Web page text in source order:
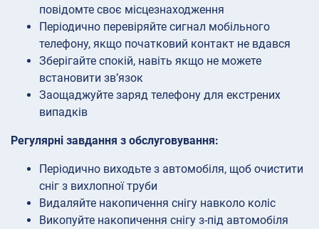
повідомте своє місцезнаходження
Періодично перевіряйте сигнал мобільного
телефону, якщо початковий контакт не вдався
Зберігайте спокій, навіть якщо не можете
встановити зв’язок
Заощаджуйте заряд телефону для екстрених
випадків
Регулярні завдання з обслуговування:
Періодично виходьте з автомобіля, щоб очистити
сніг з вихлопної труби
Видаляйте накопичення снігу навколо коліс
Викопуйте накопичення снігу з-під автомобіля